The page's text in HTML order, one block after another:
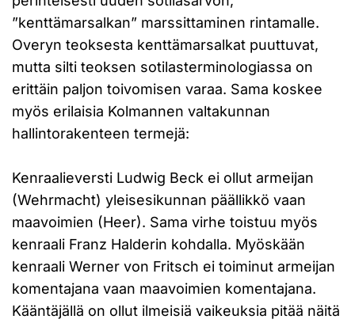
”kenttämarsalkan” marssittaminen rintamalle.
Overyn teoksesta kenttämarsalkat puuttuvat,
mutta silti teoksen sotilasterminologiassa on
erittäin paljon toivomisen varaa. Sama koskee
myös erilaisia Kolmannen valtakunnan
hallintorakenteen termejä:
Kenraalieversti Ludwig Beck ei ollut armeijan
(Wehrmacht) yleisesikunnan päällikkö vaan
maavoimien (Heer). Sama virhe toistuu myös
kenraali Franz Halderin kohdalla. Myöskään
kenraali Werner von Fritsch ei toiminut armeijan
komentajana vaan maavoimien komentajana.
Kääntäjällä on ollut ilmeisiä vaikeuksia pitää näitä